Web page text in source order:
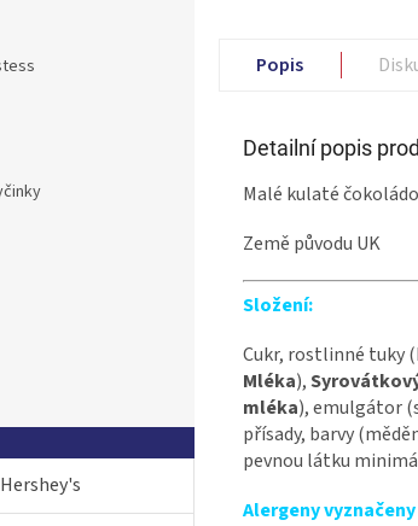
Popis
Detailní popis
Malé kulaté
Země původu UK
Složení:
Cukr, rostlinné tuky
Mléka),
mléka), emulgátor
přísady, barvy
pevnou látku
Alergeny